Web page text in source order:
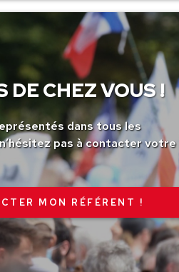
DE CHEZ VOUS !
dans tous les
pas à contacter votre
MON RÉFÉRENT !